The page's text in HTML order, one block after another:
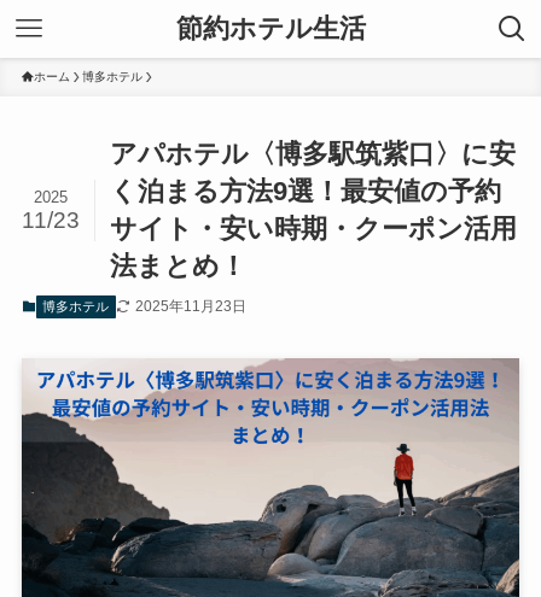
節約ホテル生活
ホーム 博多ホテル
アパホテル〈博多駅筑紫口〉に安
く泊まる方法9選！最安値の予約
サイト・安い時期・クーポン活用
法まとめ！
2025
11/23
博多ホテル 2025年11月23日